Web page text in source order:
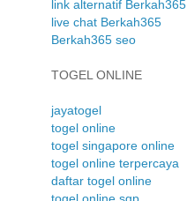
link alternatif Berkah365
live chat Berkah365
Berkah365 seo
TOGEL ONLINE
jayatogel
togel online
togel singapore online
togel online terpercaya
daftar togel online
togel online sgp